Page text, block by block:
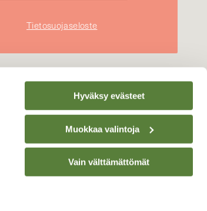
Hyväksy evästeet
Muokkaa valintoja
Vain välttämättömät
Tietosuojaseloste